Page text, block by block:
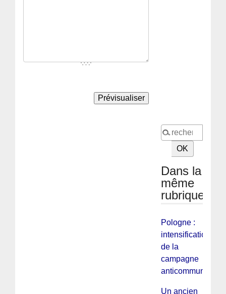
Dans la
même
rubrique
Pologne :
intensification
de la
campagne
anticommuniste
Un ancien